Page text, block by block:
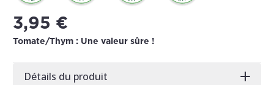
3,95 €
Tomate/Thym : Une valeur sûre !
Détails du produit